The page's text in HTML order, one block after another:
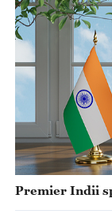
Premier Indii